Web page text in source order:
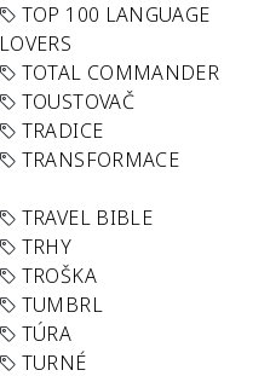
TOP 100 LANGUAGE
LOVERS
TOTAL COMMANDER
TOUSTOVAČ
TRADICE
TRANSFORMACE
TRAVEL BIBLE
TRHY
TROŠKA
TUMBRL
TÚRA
TURNÉ